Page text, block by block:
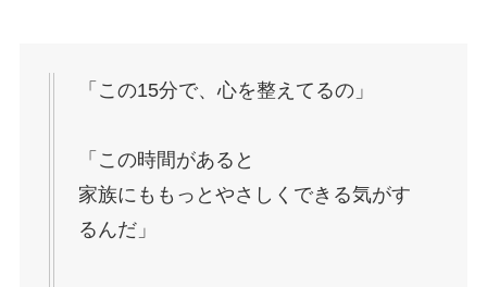
「この15分で、心を整えてるの」
「この時間があると
家族にももっとやさしくできる気がす
るんだ」